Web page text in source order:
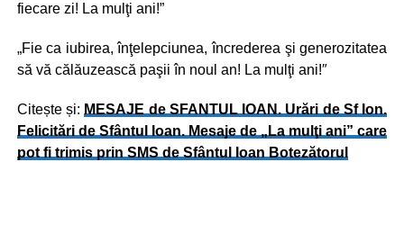
fiecare zi! La mulţi ani!”
„Fie ca iubirea, înţelepciunea, încrederea şi generozitatea
să vă călăuzească paşii în noul an! La mulţi ani!″
Citește și: MESAJE de SFANTUL IOAN. Urări de Sf Ion.
Felicitări de Sfântul Ioan. Mesaje de „La mulţi ani” care
pot fi trimis prin SMS de Sfântul Ioan Botezătorul